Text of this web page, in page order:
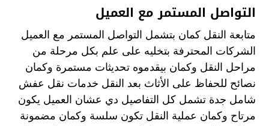
التواصل المستمر مع العميل
متابعة النقل كمان بتشمل التواصل المستمر مع العميل
الشركات المحترفة بتخليه على علم بكل مرحلة من
مراحل النقل وكمان بيقدموه تحديثات مستمرة وكمان
نصائح للحفاظ على الأثاث بعد النقل خدمات نقل عفش
شامل جدة تشمل كل التفاصيل دي عشان العميل يكون
مرتاح وكمان عملية النقل تكون سلسة وكمان مضمونة